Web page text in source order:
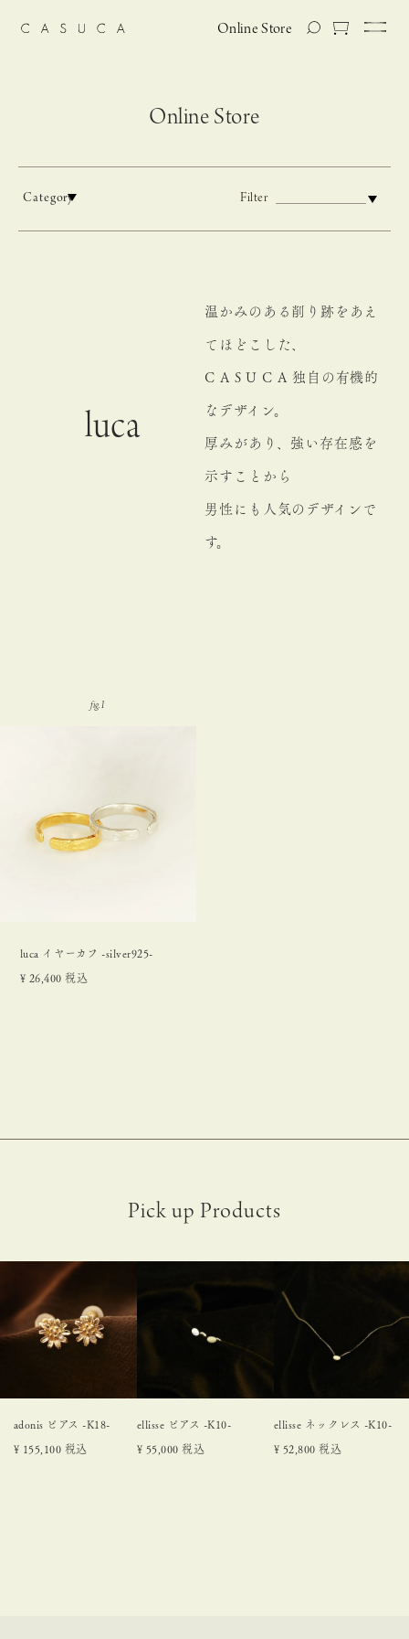
Online Store
Online Store
Category Filter
luca
温かみのある削り跡をあえ
てほどこした、
C A S U C A 独自の有機的
なデザイン。
厚みがあり、強い存在感を
示すことから
男性にも人気のデザインで
す。
luca イヤーカフ -silver925-
¥ 26,400 税込
adonis ピアス -K18-
¥ 155,100 税込
ellisse ピアス -K10-
¥ 55,000 税込
ellisse ネックレス -K10-
¥ 52,800 税込